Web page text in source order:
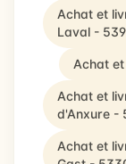
Achat et
Laval -
Achat
Achat et
d'Anxure -
Achat et